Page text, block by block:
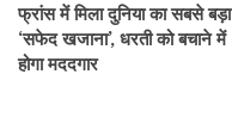
फ्रांस में मिला दुनिया का सबसे बड़ा
‘सफेद खजाना’, धरती को बचाने में
होगा मददगार